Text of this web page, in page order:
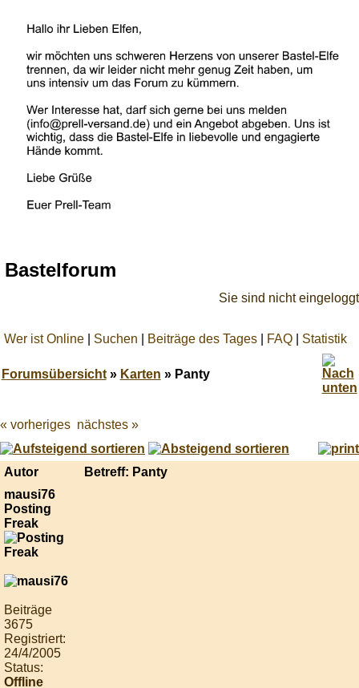
Bastelforum
Sie sind nicht eingeloggt
Wer ist Online Suchen Beiträge des Tages FAQ Statistik
Forumsübersicht» Karten » Panty
Best
online
live
casino
« vorheriges nächstes »
Autor
Betreff: Panty
mausi76
Posting
Freak
Beiträge
3675
Registriert:
24/4/2005
Status:
Offline